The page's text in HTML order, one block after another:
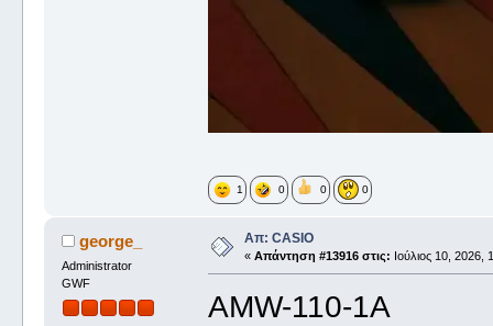
1 0 0 0
george_
Administrator
GWF
Απ: CASIO
« Απάντηση #13916 στις: Ιούλιος 10, 2026,
AMW-110-1A